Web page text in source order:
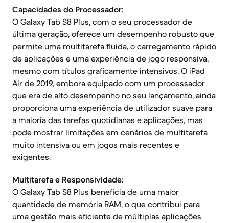
Capacidades do Processador:
O Galaxy Tab S8 Plus, com o seu processador de
última geração, oferece um desempenho robusto que
permite uma multitarefa fluida, o carregamento rápido
de aplicações e uma experiência de jogo responsiva,
mesmo com títulos graficamente intensivos. O iPad
Air de 2019, embora equipado com um processador
que era de alto desempenho no seu lançamento, ainda
proporciona uma experiência de utilizador suave para
a maioria das tarefas quotidianas e aplicações, mas
pode mostrar limitações em cenários de multitarefa
muito intensiva ou em jogos mais recentes e
exigentes.
Multitarefa e Responsividade:
O Galaxy Tab S8 Plus beneficia de uma maior
quantidade de memória RAM, o que contribui para
uma gestão mais eficiente de múltiplas aplicações